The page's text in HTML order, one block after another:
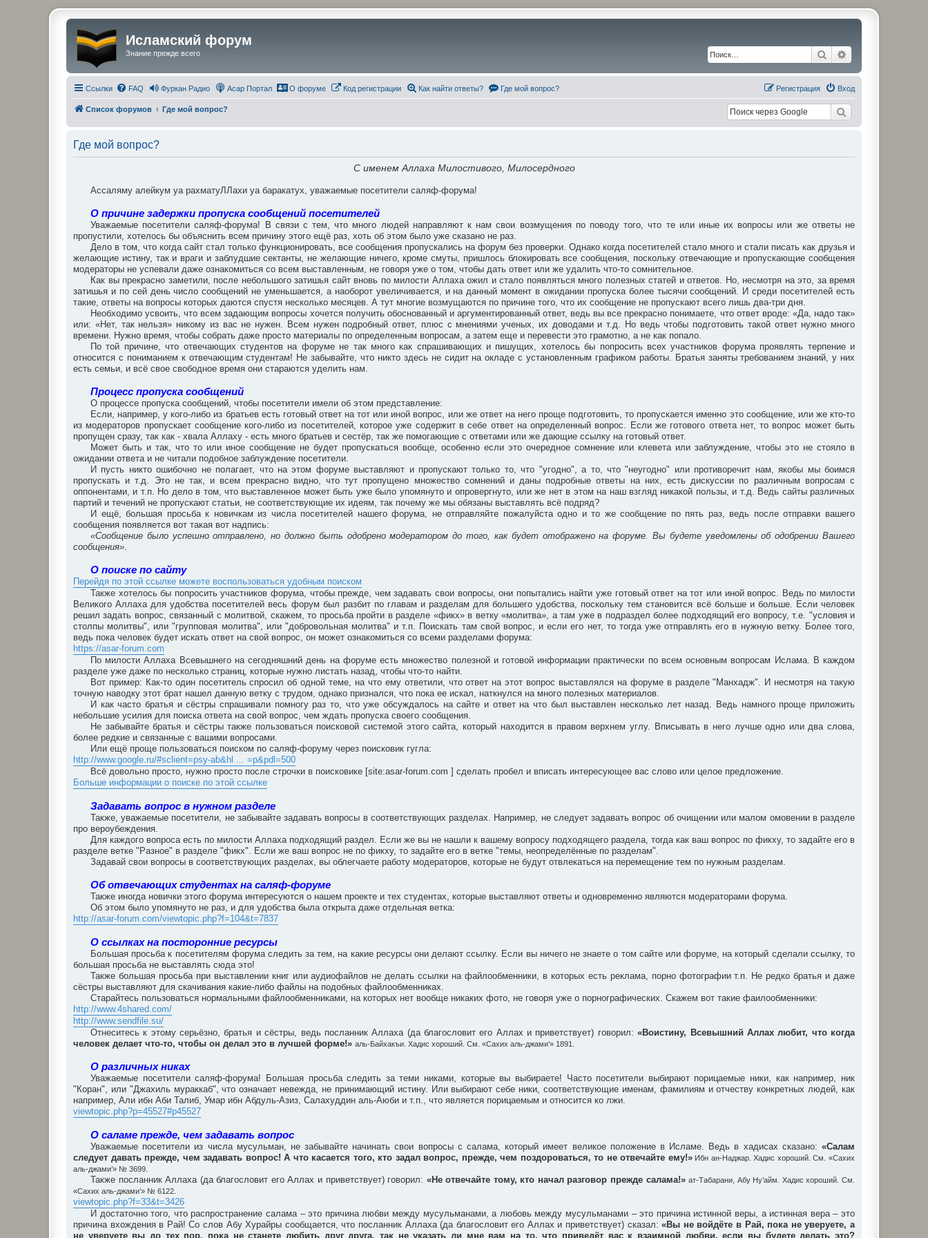
Исламский форум
Знание прежде всего Поиск
Ссылки FAQ Фуркан Радио Асар Портал О форуме Код регистрации Как найти ответы? Где мой вопрос? Вход
Регистрация
Список форумов Где мой вопрос?
Где мой вопрос?
С именем Аллаха Милостивого, Милосердного
Ассаляму алейкум уа рахматуЛЛахи уа баракатух, уважаемые посетители саляф-форума!
О причине задержки пропуска сообщений посетителей
Уважаемые посетители саляф-форума! В связи с тем, что много людей направляют к нам свои возмущения по поводу того, что те или иные их вопросы или же ответы не
пропустили, хотелось бы объяснить всем причину этого ещё раз, хоть об этом было уже сказано не раз.
Дело в том, что когда сайт стал только функционировать, все сообщения пропускались на форум без проверки. Однако когда посетителей стало много и стали писать как друзья и
желающие истину, так и враги и заблудшие сектанты, не желающие ничего, кроме смуты, пришлось блокировать все сообщения, поскольку отвечающие и пропускающие сообщения
модераторы не успевали даже ознакомиться со всем выставленным, не говоря уже о том, чтобы дать ответ или же удалить что-то сомнительное.
Как вы прекрасно заметили, после небольшого затишья сайт вновь по милости Аллаха ожил и стало появляться много полезных статей и ответов. Но, несмотря на это, за время
затишья и по сей день число сообщений не уменьшается, а наоборот увеличивается, и на данный момент в ожидании пропуска более тысячи сообщений. И среди посетителей есть
такие, ответы на вопросы которых даются спустя несколько месяцев. А тут многие возмущаются по причине того, что их сообщение не пропускают всего лишь два-три дня.
Необходимо усвоить, что всем задающим вопросы хочется получить обоснованный и аргументированный ответ, ведь вы все прекрасно понимаете, что ответ вроде: «Да, надо так»
или: «Нет, так нельзя» никому из вас не нужен. Всем нужен подробный ответ, плюс с мнениями ученых, их доводами и т.д. Но ведь чтобы подготовить такой ответ нужно много
времени. Нужно время, чтобы собрать даже просто материалы по определенным вопросам, а затем еще и перевести это грамотно, а не как попало.
По той причине, что отвечающих студентов на форуме не так много как спрашивающих и пишущих, хотелось бы попросить всех участников форума проявлять терпение и
относится с пониманием к отвечающим студентам! Не забывайте, что никто здесь не сидит на окладе с установленным графиком работы. Братья заняты требованием знаний, у них
есть семьи, и всё свое свободное время они стараются уделить нам.
Процесс пропуска сообщений
О процессе пропуска сообщений, чтобы посетители имели об этом представление:
Если, например, у кого-либо из братьев есть готовый ответ на тот или иной вопрос, или же ответ на него проще подготовить, то пропускается именно это сообщение, или же кто-то
из модераторов пропускает сообщение кого-либо из посетителей, которое уже содержит в себе ответ на определенный вопрос. Если же готового ответа нет, то вопрос может быть
пропущен сразу, так как - хвала Аллаху - есть много братьев и сестёр, так же помогающие с ответами или же дающие ссылку на готовый ответ.
Может быть и так, что то или иное сообщение не будет пропускаться вообще, особенно если это очередное сомнение или клевета или заблуждение, чтобы это не стояло в
ожидании ответа и не читали подобное заблуждение посетители.
И пусть никто ошибочно не полагает, что на этом форуме выставляют и пропускают только то, что "угодно", а то, что "неугодно" или противоречит нам, якобы мы боимся
пропускать и т.д. Это не так, и всем прекрасно видно, что тут пропущено множество сомнений и даны подробные ответы на них, есть дискуссии по различным вопросам с
оппонентами, и т.п. Но дело в том, что выставленное может быть уже было упомянуто и опровергнуто, или же нет в этом на наш взгляд никакой пользы, и т.д. Ведь сайты различных
партий и течений не пропускают статьи, не соответствующие их идеям, так почему же мы обязаны выставлять всё подряд?
И ещё, большая просьба к новичкам из числа посетителей нашего форума, не отправляйте пожалуйста одно и то же сообщение по пять раз, ведь после отправки вашего
сообщения появляется вот такая вот надпись:
«Сообщение было успешно отправлено, но должно быть одобрено модератором до того, как будет отображено на форуме. Вы будете уведомлены об одобрении Вашего
сообщения»
О поиске по сайту
Перейдя по этой ссылке можете воспользоваться удобным поиском
Также хотелось бы попросить участников форума, чтобы прежде, чем задавать свои вопросы, они попытались найти уже готовый ответ на тот или иной вопрос. Ведь по милости
Великого Аллаха для удобства посетителей весь форум был разбит по главам и разделам для большего удобства, поскольку тем становится всё больше и больше. Если человек
решил задать вопрос, связанный с молитвой, скажем, то просьба пройти в разделе «фикх» в ветку «молитва», а там уже в подраздел более подходящий его вопросу, т.е. "условия и
столпы молитвы", или "групповая молитва", или "добровольная молитва" и т.п. Поискать там свой вопрос, и если его нет, то тогда уже отправлять его в нужную ветку. Более того,
ведь пока человек будет искать ответ на свой вопрос, он может ознакомиться со всеми разделами форума:
https://asar-forum.com
По милости Аллаха Всевышнего на сегодняшний день на форуме есть множество полезной и готовой информации практически по всем основным вопросам Ислама. В каждом
разделе уже даже по несколько страниц, которые нужно листать назад, чтобы что-то найти.
Вот пример: Как-то один посетитель спросил об одной теме, на что ему ответили, что ответ на этот вопрос выставлялся на форуме в разделе "Манхадж". И несмотря на такую
точную наводку этот брат нашел данную ветку с трудом, однако признался, что пока ее искал, наткнулся на много полезных материалов.
И как часто братья и сёстры спрашивали помногу раз то, что уже обсуждалось на сайте и ответ на что был выставлен несколько лет назад. Ведь намного проще приложить
небольшие усилия для поиска ответа на свой вопрос, чем ждать пропуска своего сообщения.
Не забывайте братья и сёстры также пользоваться поисковой системой этого сайта, который находится в правом верхнем углу. Вписывать в него лучше одно или два слова,
более редкие и связанные с вашими вопросами.
Или ещё проще пользоваться поиском по саляф-форуму через поисковик гугла:
http://www.google.ru/#sclient=psy-ab&hl ... =p&pdl=500
Всё довольно просто, нужно просто после строчки в поисковике [site:asar-forum.com ] сделать пробел и вписать интересующее вас слово или целое предложение.
Больше информации о поиске по этой ссылке
Задавать вопрос в нужном разделе
Также, уважаемые посетители, не забывайте задавать вопросы в соответствующих разделах. Например, не следует задавать вопрос об очищении или малом омовении в разделе
про вероубеждения.
Для каждого вопроса есть по милости Аллаха подходящий раздел. Если же вы не нашли к вашему вопросу подходящего раздела, тогда как ваш вопрос по фикху, то задайте его в
разделе ветке "Разное" в разделе "фикх". Если же ваш вопрос не по фикху, то задайте его в ветке "темы, неопределённые по разделам".
Задавай свои вопросы в соответствующих разделах, вы облегчаете работу модераторов, которые не будут отвлекаться на перемещение тем по нужным разделам.
Об отвечающих студентах на саляф-форуме
Также иногда новички этого форума интересуются о нашем проекте и тех студентах, которые выставляют ответы и одновременно являются модераторами форума.
Об этом было упомянуто не раз, и для удобства была открыта даже отдельная ветка:
http://asar-forum.com/viewtopic.php?f=104&t=7837
О ссылках на посторонние ресурсы
Большая просьба к посетителям форума следить за тем, на какие ресурсы они делают ссылку. Если вы ничего не знаете о том сайте или форуме, на который сделали ссылку, то
большая просьба не выставлять сюда это!
Также большая просьба при выставлении книг или аудиофайлов не делать ссылки на файлообменники, в которых есть реклама, порно фотографии т.п. Не редко братья и даже
сёстры выставляют для скачивания какие-либо файлы на подобных файлообменниках.
Старайтесь пользоваться нормальными файлообменниками, на которых нет вообще никаких фото, не говоря уже о порнографических. Скажем вот такие фаилообменники:
http://www.4shared.com/
http://www.sendfile.su/
Отнеситесь к этому серьёзно, братья и сёстры, ведь посланник Аллаха (да благословит его Аллах и приветствует) говорил:«Воистину, Всевышний Аллах любит, что когда
человек делает что-то, чтобы он делал это в лучшей форме!» аль-Байхакъи. Хадис хороший. См. «Сахих аль-джами’» 1891.
О различных никах
Уважаемые посетители саляф-форума! Большая просьба следить за теми никами, которые вы выбираете! Часто посетители выбирают порицаемые ники, как например, ник
"Коран", или "Джахиль мураккаб", что означает невежда, не принимающий истину. Или выбирают себе ники, соответствующие именам, фамилиям и отчеству конкретных людей, как
например, Али ибн Аби Талиб, Умар ибн Абдуль-Азиз, Салахуддин аль-Аюби и т.п., что является порицаемым и относится ко лжи.
viewtopic.php?p=45527#p45527
О саламе прежде, чем задавать вопрос
Уважаемые посетители из числа мусульман, не забывайте начинать свои вопросы с салама, который имеет великое положение в Исламе. Ведь в хадисах сказано: «Салам
следует давать прежде, чем задавать вопрос! А что касается того, кто задал вопрос, прежде, чем поздороваться, то не отвечайте ему!»Ибн ан-Наджар. Хадис хороший. См. «Сахих
аль-джами’» № 3699.
Также посланник Аллаха (да благословит его Аллах и приветствует) говорил: «Не отвечайте тому, кто начал разговор прежде салама!» ат-Табарани, Абу Ну’айм. Хадис хороший. См.
«Сахих аль-джами’» № 6122.
viewtopic.php?f=33&t=3426
И достаточно того, что распространение салама – это причина любви между мусульманами, а любовь между мусульманами – это причина истинной веры, а истинная вера – это
причина вхождения в Рай! Со слов Абу Хурайры сообщается, что посланник Аллаха (да благословит его Аллах и приветствует) сказал:«Вы не войдёте в Рай, пока не уверуете, а
не уверуете вы до тех пор, пока не станете любить друг друга, так не указать ли мне вам на то, что приведёт вас к взаимной любви, если вы будете делать это?